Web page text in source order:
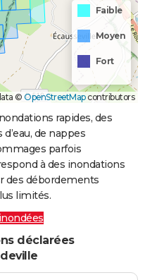
Faible
Moyen
Fort
© OpenStreetMapcontributors
rapides, des
de nappes
parfois
à des inondations
des débordements
limités.
déclarées